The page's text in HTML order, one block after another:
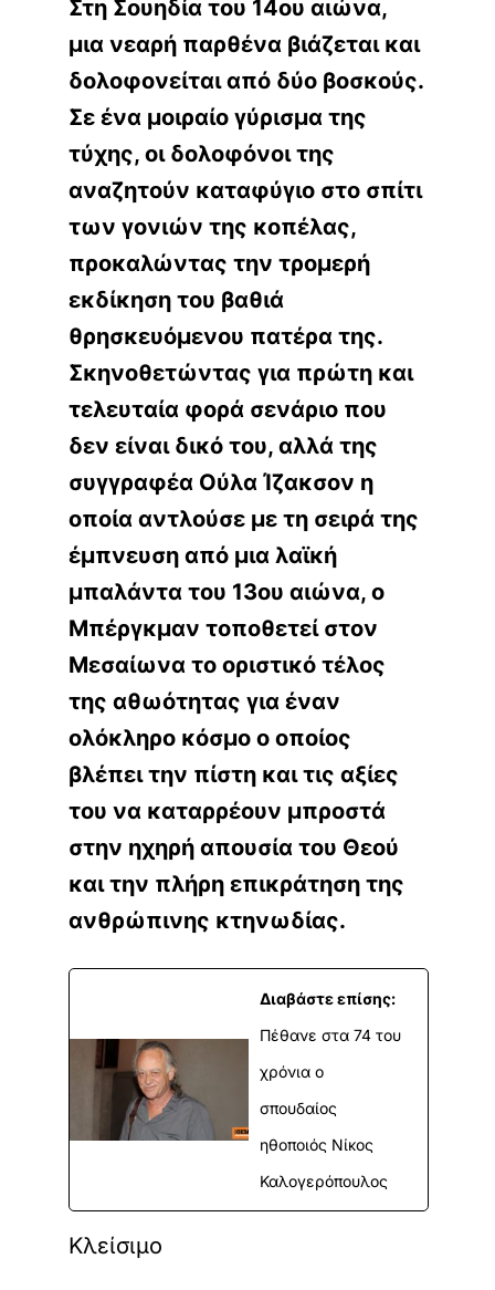
Στη Σουηδία του 14ου αιώνα,
μια νεαρή παρθένα βιάζεται και
δολοφονείται από δύο βοσκούς.
Σε ένα μοιραίο γύρισμα της
τύχης, οι δολοφόνοι της
αναζητούν καταφύγιο στο σπίτι
των γονιών της κοπέλας,
προκαλώντας την τρομερή
εκδίκηση του βαθιά
θρησκευόμενου πατέρα της.
Σκηνοθετώντας για πρώτη και
τελευταία φορά σενάριο που
δεν είναι δικό του, αλλά της
συγγραφέα Ούλα Ίζακσον η
οποία αντλούσε με τη σειρά της
έμπνευση από μια λαϊκή
μπαλάντα του 13ου αιώνα, ο
Μπέργκμαν τοποθετεί στον
Μεσαίωνα το οριστικό τέλος
της αθωότητας για έναν
ολόκληρο κόσμο ο οποίος
βλέπει την πίστη και τις αξίες
του να καταρρέουν μπροστά
στην ηχηρή απουσία του Θεού
και την πλήρη επικράτηση της
ανθρώπινης κτηνωδίας.
Διαβάστε επίσης:
Πέθανε στα 74 του
χρόνια ο
σπουδαίος
ηθοποιός Νίκος
Καλογερόπουλος
Κλείσιμο